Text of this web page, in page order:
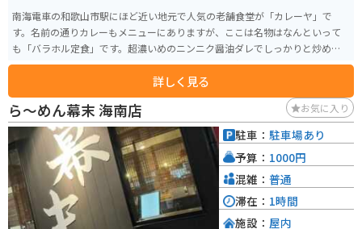
南海電車の和歌山市駅にほど近い地元で人気の老舗食堂が「カレーヤ」で
す。名前の通りカレーもメニューにありますが、ここは名物はなんといって
も「バラホル定食」です。超濃いめのニンニク醤油ダレでしっかりと炒めた
豚バラは、お腹にガツンとくるパンチのある味で白飯とベストマッチです。
もちろん、昔ながらのカレーライスも美味しいです。
詳しく見る
ら～めん幕末 海南店 お気に入り
駐車： 駐車場あり
予算： 1000円
混雑： 普通
滞在： 1時間
施設： 屋内